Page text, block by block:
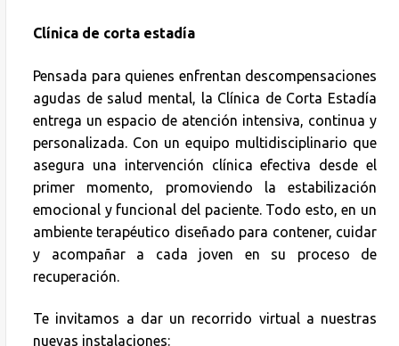
Clínica de corta estadía
Pensada para quienes enfrentan descompensaciones
agudas de salud mental, la Clínica de Corta Estadía
entrega un espacio de atención intensiva, continua y
personalizada. Con un equipo multidisciplinario que
asegura una intervención clínica efectiva desde el
primer momento, promoviendo la estabilización
emocional y funcional del paciente. Todo esto, en un
ambiente terapéutico diseñado para contener, cuidar
y acompañar a cada joven en su proceso de
recuperación.
Te invitamos a dar un recorrido virtual a nuestras
nuevas instalaciones: